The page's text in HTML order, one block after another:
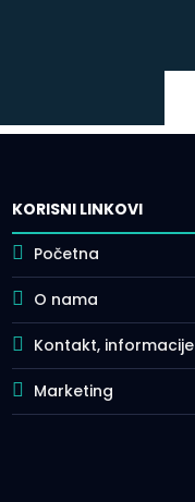
KORISNI LINKOVI
Početna
O nama
Kontakt, informacije
Marketing